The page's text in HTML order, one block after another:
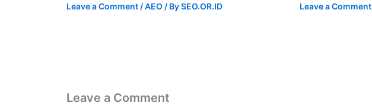
Leave a Comment /AEO / BySEO.OR.ID Leave a Comment
Leave a Comment